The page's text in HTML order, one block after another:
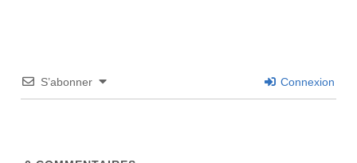
S’abonner Connexion